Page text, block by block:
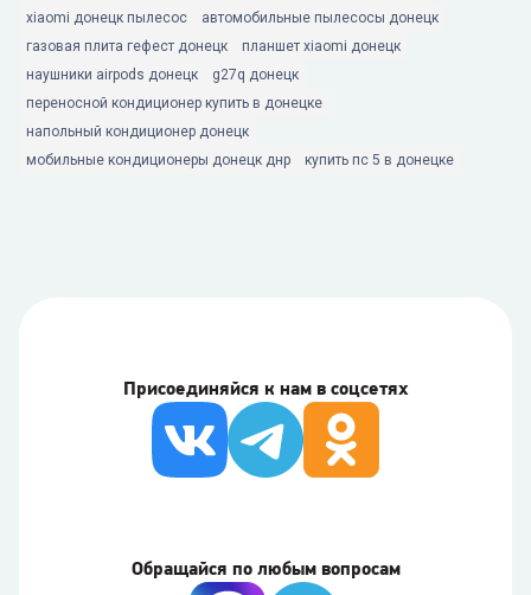
xiaomi донецк пылесос
автомобильные пылесосы донецк
газовая плита гефест донецк
планшет xiaomi донецк
наушники airpods донецк
g27q донецк
переносной кондиционер купить в донецке
напольный кондиционер донецк
мобильные кондиционеры донецк днр
купить пс 5 в донецке
Присоединяйся к нам в соцсетях
Обращайся по любым вопросам